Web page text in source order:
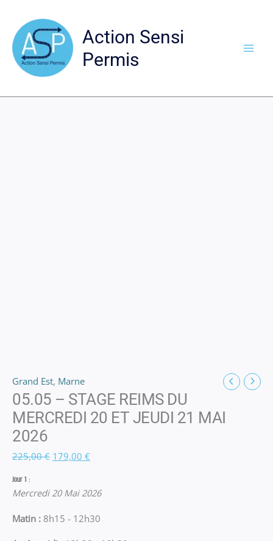
contenu
Action Sensi
Permis
Soldes !
Grand Est, Marne
05.05 – STAGE REIMS DU
MERCREDI 20 ET JEUDI 21 MAI
2026
225,00€ Le
initial
225,00 €.
179,00 €
actuel
179,00 €.
Jour 1 :
Mercredi 20 Mai 2026
Matin : 8h15 - 12h30